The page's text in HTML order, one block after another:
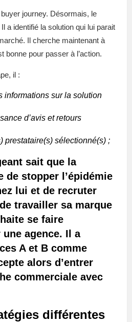
journey. Désormais, le
a identifié la solution qui lui parait
Il cherche maintenant à
bonne pour passer à l’action.
il :
informations sur la solution
d’avis et retours
prestataire(s) sélectionné(s) ;
sait que la
de stopper l’épidémie
lui et de recruter
travailler sa marque
se faire
agence. Il a
A et B comme
alors d’entrer
commerciale avec
différentes